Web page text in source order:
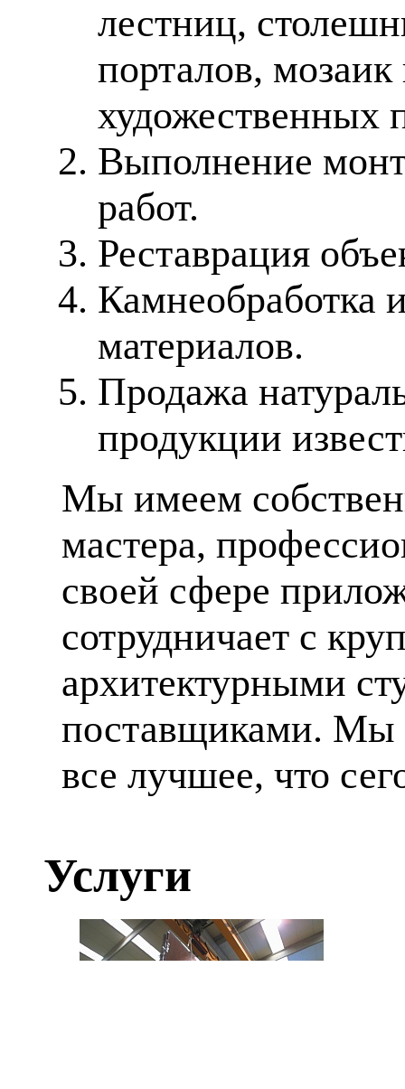
лестниц,
порталов,
художественных
Выполнение
работ.
Реставрация
Камнеобработка
материалов.
Продажа
продукции
Мы имеем
мастера,
своей сфере
сотрудничает с
архитектурными
поставщиками. Мы
все лучшее, что
Услуги